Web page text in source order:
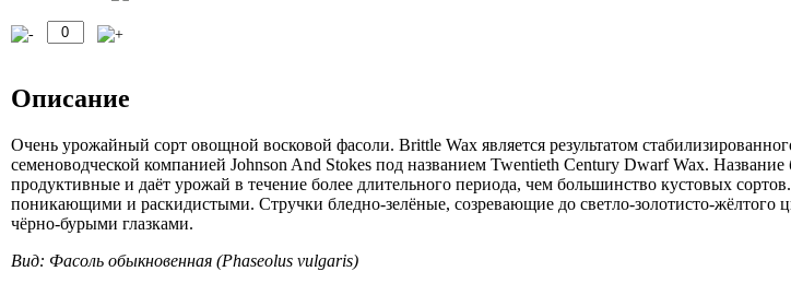
Описание
Очень урожайный сорт овощной восковой фасоли. Brittle Wax является результатом
семеноводческой компанией Johnson And Stokes под названием Twentieth Century Dwarf Wax.
продуктивные и даёт урожай в течение более длительного периода, чем большинство кустовых
поникающими и раскидистыми. Стручки бледно-зелёные, созревающие до светло-золотисто-жёлтого
чёрно-бурыми глазками.
Вид: Фасоль обыкновенная (Phaseolus vulgaris)